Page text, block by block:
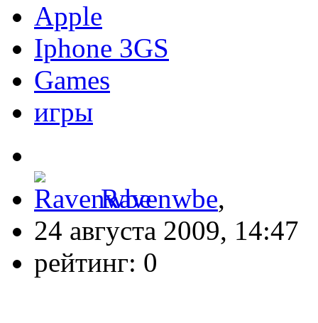
Apple
Iphone 3GS
Games
игры
Ravenwbe,
24 августа 2009, 14:47
рейтинг: 0